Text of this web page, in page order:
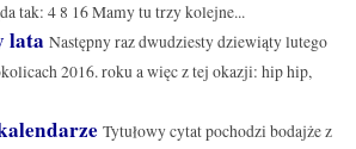
tak: 4 8 16 Mamy tu trzy kolejne...
lata Następny raz dwudziesty dziewiąty lutego
2016. roku a więc z tej okazji: hip hip,
Tytułowy cytat pochodzi bodajże z